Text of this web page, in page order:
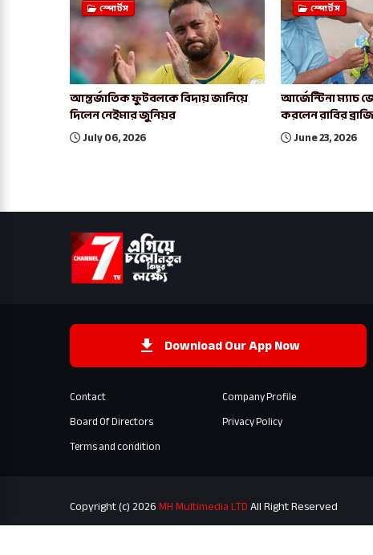
স্পোর্টস
আন্তর্জাতিক ফুটবলকে বিদায় জানিয়ে
দিলেন নেইমার জুনিয়র
July 06, 2026
স্পোর্টস
আর্জেন্টিনা ম্যাচ
করলেন রাবির
June 23, 2026
Download Our App Now
Contact
Company Profile
Board Of Directors
Privacy Policy
Terms and condition
Copyright (c) 2026MH Multimedia LTDAll Right Reserved